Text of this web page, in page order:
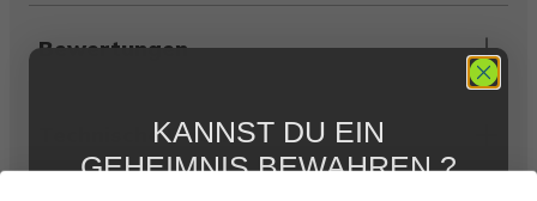
Bewertungen
Technische DatenKANNST DU EIN
GEHEIMNIS BEWAHREN ?